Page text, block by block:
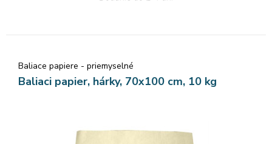
Baliace papiere - priemyselné
Baliaci papier, hárky, 70x100 cm, 10 kg